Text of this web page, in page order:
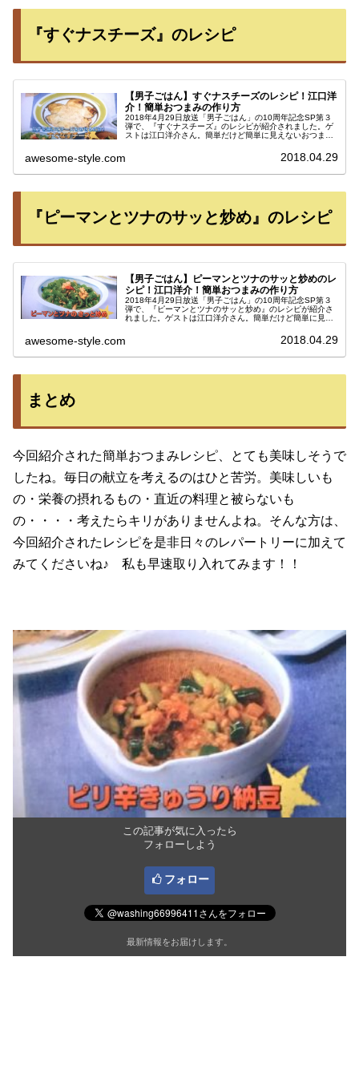
『すぐナスチーズ』のレシピ
【男子ごはん】すぐナスチーズのレシピ！江口洋
介！簡単おつまみの作り方
2018年4月29日放送「男子ごはん」の10周年記念SP第３
弾で、『すぐナスチーズ』のレシピが紹介されました。ゲ
ストは江口洋介さん。簡単だけど簡単に見えないおつまみ
awesome-style.com 2018.04.29
『ピーマンとツナのサッと炒め』のレシピ
【男子ごはん】ピーマンとツナのサッと炒めのレ
シピ！江口洋介！簡単おつまみの作り方
2018年4月29日放送「男子ごはん」の10周年記念SP第３
弾で、『ピーマンとツナのサッと炒め』のレシピが紹介さ
れました。ゲストは江口洋介さん。簡単だけど簡単に見え
awesome-style.com 2018.04.29
まとめ
今回紹介された簡単おつまみレシピ、とても美味しそうで
したね。毎日の献立を考えるのはひと苦労。美味しいも
の・栄養の摂れるもの・直近の料理と被らないも
の・・・・考えたらキリがありませんよね。そんな方は、
今回紹介されたレシピを是非日々のレパートリーに加えて
みてくださいね♪ 私も早速取り入れてみます！！
この記事が気に入ったら
フォローしよう
フォロー
最新情報をお届けします。